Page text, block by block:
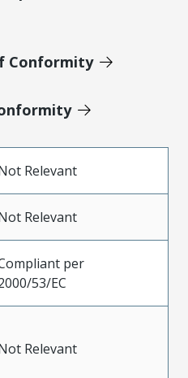
Conformity
Relevant
Relevant
per
53/EC
Relevant